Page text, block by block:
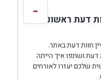
דעת ראשונית
חוות דעת באתר.
ושתפו איך הייתה
שלכם יעזרו לאורחים
-